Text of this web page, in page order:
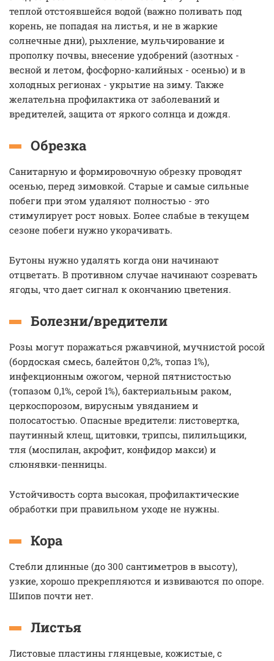
теплой отстоявшейся водой (важно поливать под
корень, не попадая на листья, и не в жаркие
солнечные дни), рыхление, мульчирование и
прополку почвы, внесение удобрений (азотных -
весной и летом, фосфорно-калийных - осенью) и в
холодных регионах - укрытие на зиму. Также
желательна профилактика от заболеваний и
вредителей, защита от яркого солнца и дождя.
Обрезка
Санитарную и формировочную обрезку проводят
осенью, перед зимовкой. Старые и самые сильные
побеги при этом удаляют полностью - это
стимулирует рост новых. Более слабые в текущем
сезоне побеги нужно укорачивать.
Бутоны нужно удалять когда они начинают
отцветать. В противном случае начинают созревать
ягоды, что дает сигнал к окончанию цветения.
Болезни/вредители
Розы могут поражаться ржавчиной, мучнистой росой
(бордоская смесь, балейтон 0,2%, топаз 1%),
инфекционным ожогом, черной пятнистостью
(топазом 0,1%, серой 1%), бактериальным раком,
церкоспорозом, вирусным увяданием и
полосатостью. Опасные вредители: листовертка,
паутинный клещ, щитовки, трипсы, пилильщики,
тля (моспилан, акрофит, конфидор макси) и
слюнявки-пенницы.
Устойчивость сорта высокая, профилактические
обработки при правильном уходе не нужны.
Кора
Стебли длинные (до 300 сантиметров в высоту),
узкие, хорошо прекрепляются и извиваются по опоре.
Шипов почти нет.
Листья
Листовые пластины глянцевые, кожистые, с